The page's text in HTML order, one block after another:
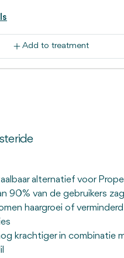
Add to treatment
alternatief voor
90% van de gebruikers zag
haargroei of verminderd
krachtiger in combinatie